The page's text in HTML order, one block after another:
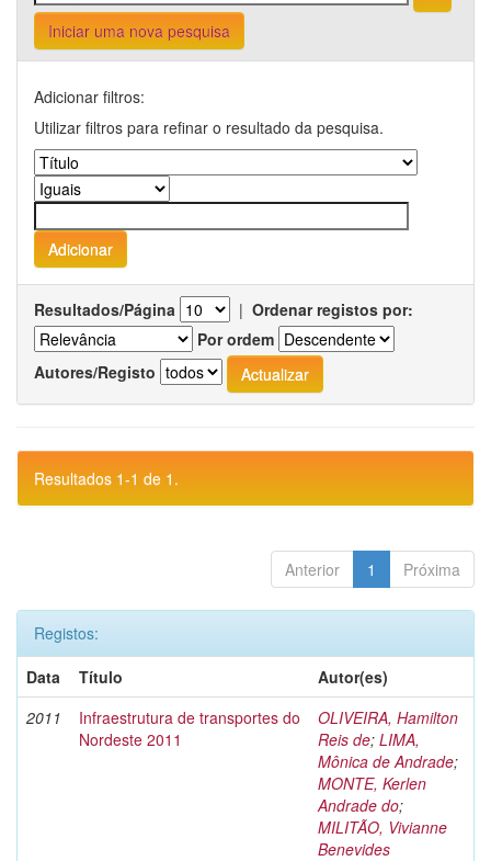
Iniciar uma nova pesquisa
Adicionar filtros:
Utilizar filtros para refinar o resultado da pesquisa.
Resultados/Página | Ordenar registos por:
Por ordem
Autores/Registo
Resultados 1-1 de 1.
Anterior 1 Próxima
Registos:
Data
Título
Autor(es)
2011
Infraestrutura de transportes do
Nordeste 2011
OLIVEIRA, Hamilton
Reis de; LIMA,
Mônica de Andrade;
MONTE, Kerlen
Andrade do;
MILITÃO, Vivianne
Benevides